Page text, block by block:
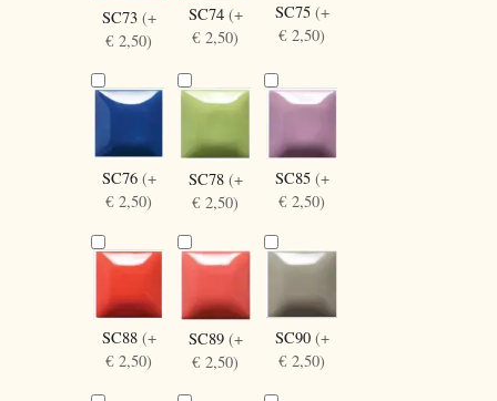
SC73 (+
€ 2,50)
SC74 (+
€ 2,50)
SC75 (+
€ 2,50)
SC76 (+
€ 2,50)
SC78 (+
€ 2,50)
SC85 (+
€ 2,50)
SC88 (+
€ 2,50)
SC89 (+
€ 2,50)
SC90 (+
€ 2,50)